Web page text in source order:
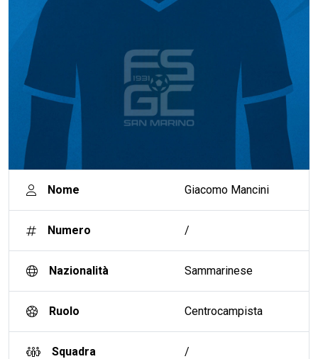
Nome Giacomo Mancini
Numero /
Nazionalità Sammarinese
Ruolo Centrocampista
Squadra /